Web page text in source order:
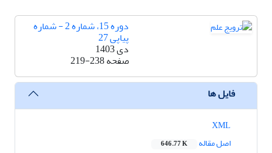
دوره 15، شماره 2 - شماره
پیاپی 27
دی 1403
صفحه219-238
فایل ها
اصل مقاله
646.77 K